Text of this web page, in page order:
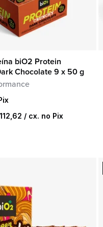
RÁPIDA
biO2 Protein
Chocolate 9 x 50 g
112,62 / cx. no Pix